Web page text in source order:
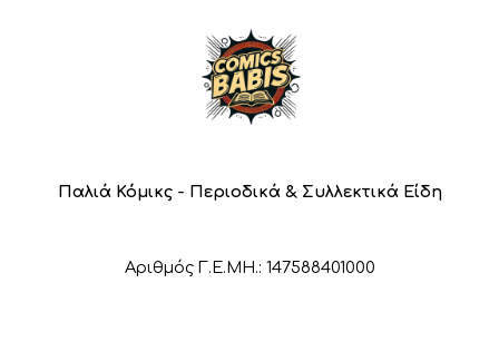
Παλιά Κόμικς - Περιοδικά & Συλλεκτικά Είδη
Αριθμός Γ.Ε.ΜΗ.: 147588401000